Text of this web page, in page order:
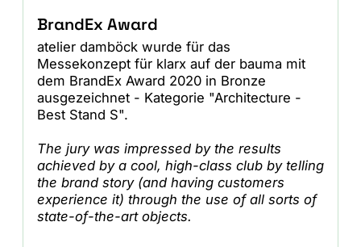
BrandEx Award
atelier damböck wurde für das
Messekonzept für klarx auf der bauma mit
dem BrandEx Award 2020 in Bronze
ausgezeichnet - Kategorie "Architecture -
Best Stand S".
The jury was impressed by the results
achieved by a cool, high-class club by telling
the brand story (and having customers
experience it) through the use of all sorts of
state-of-the-art objects.